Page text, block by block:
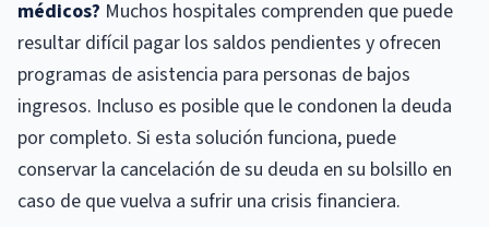
médicos? Muchos hospitales comprenden que puede
resultar difícil pagar los saldos pendientes y ofrecen
programas de asistencia para personas de bajos
ingresos. Incluso es posible que le condonen la deuda
por completo. Si esta solución funciona, puede
conservar la cancelación de su deuda en su bolsillo en
caso de que vuelva a sufrir una crisis financiera.